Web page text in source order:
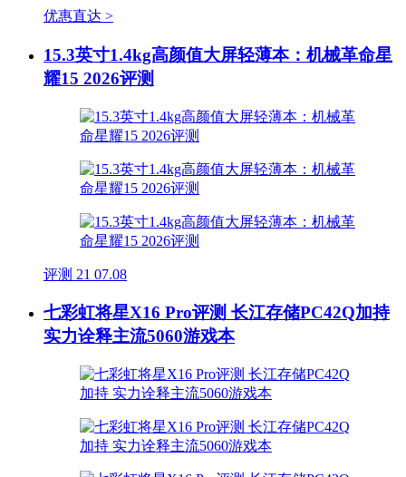
优惠直达 >
15.3英寸1.4kg高颜值大屏轻薄本：机械革命星
耀15 2026评测
评测 21 07.08
七彩虹将星X16 Pro评测 长江存储PC42Q加持
实力诠释主流5060游戏本